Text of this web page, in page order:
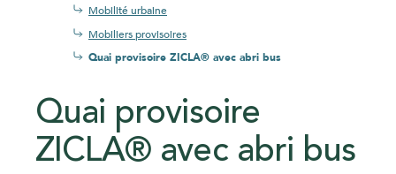
Mobilité urbaine
Mobiliers provisoires
Quai provisoire ZICLA® avec abri bus
Quai provisoire
ZICLA® avec abri bus